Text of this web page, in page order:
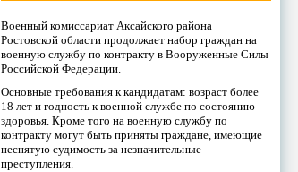
Военный комиссариат Аксайского района
Ростовской области продолжает набор граждан на
военную службу по контракту в Вооруженные Силы
Российской Федерации.
Основные требования к кандидатам: возраст более
18 лет и годность к военной службе по состоянию
здоровья. Кроме того на военную службу по
контракту могут быть приняты граждане, имеющие
неснятую судимость за незначительные
преступления.